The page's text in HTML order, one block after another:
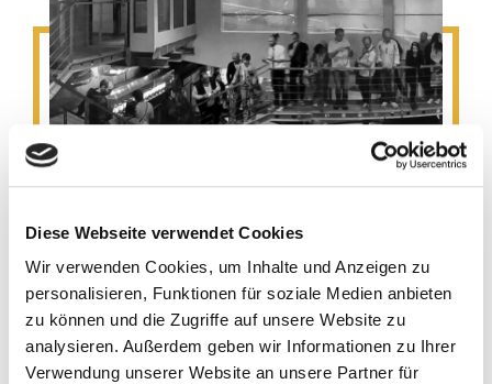
Diese Webseite verwendet Cookies
Wir verwenden Cookies, um Inhalte und Anzeigen zu
personalisieren, Funktionen für soziale Medien anbieten
zu können und die Zugriffe auf unsere Website zu
analysieren. Außerdem geben wir Informationen zu Ihrer
Verwendung unserer Website an unsere Partner für